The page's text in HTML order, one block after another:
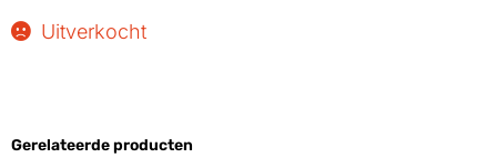
Uitverkocht
Gerelateerde producten